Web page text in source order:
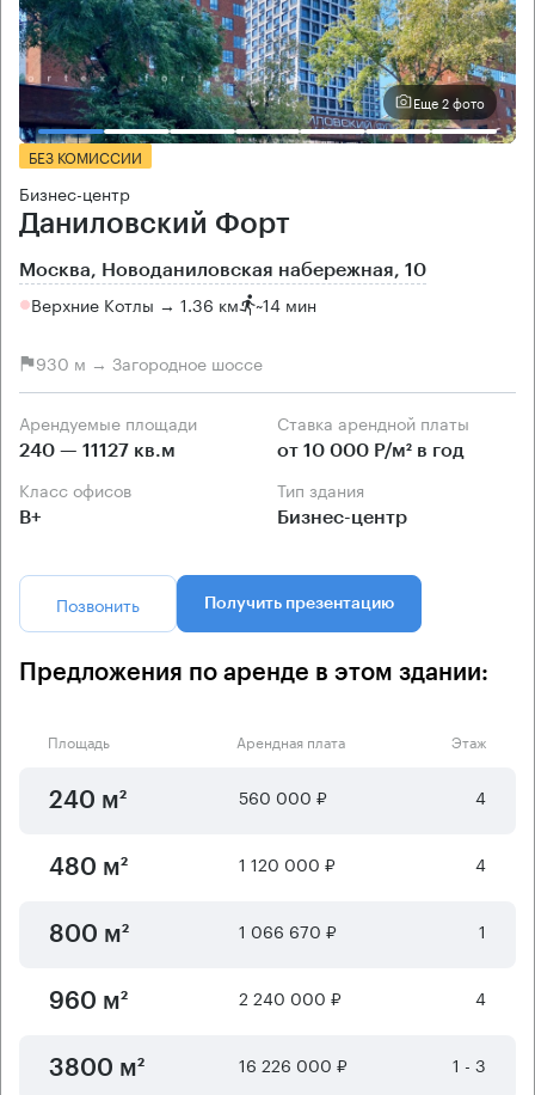
Еще 2 фото
БЕЗ КОМИССИИ
Бизнес-центр
Даниловский Форт
Москва, Новоданиловская набережная, 10
Верхние Котлы → 1.36 км ~14 мин
930 м → Загородное шоссе
Арендуемые площади
240 — 11127 кв.м
Ставка арендной платы
от 10 000 Р/м² в год
Класс офисов
B+
Тип здания
Бизнес-центр
Позвонить Получить презентацию
Предложения по аренде в этом здании:
Площадь Арендная плата Этаж
240 м² 560 000 ₽ 4
480 м² 1 120 000 ₽ 4
800 м² 1 066 670 ₽ 1
960 м² 2 240 000 ₽ 4
3800 м² 16 226 000 ₽ 1 - 3